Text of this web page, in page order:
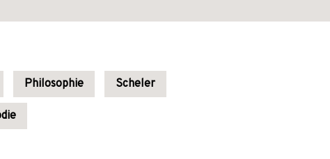
Philosophie Scheler